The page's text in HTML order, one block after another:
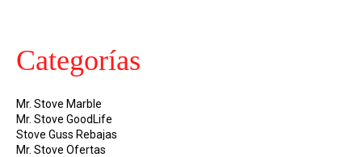
Categorías
Mr. Stove Marble
Mr. Stove GoodLife
Stove Guss Rebajas
Mr. Stove Ofertas